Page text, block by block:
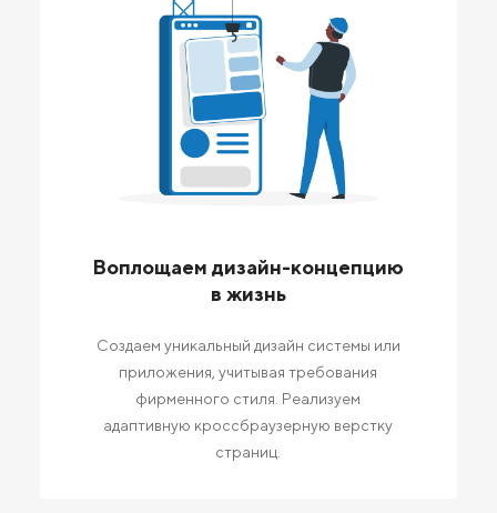
Воплощаем дизайн-концепцию
в жизнь
Создаем уникальный дизайн системы или
приложения, учитывая требования
фирменного стиля. Реализуем
адаптивную кроссбраузерную верстку
страниц.